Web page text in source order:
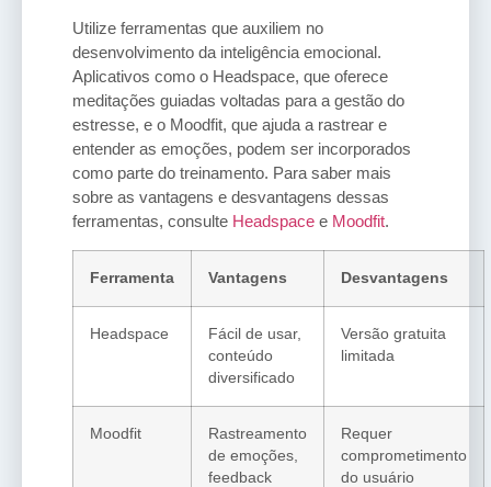
Utilize ferramentas que auxiliem no
desenvolvimento da inteligência emocional.
Aplicativos como o Headspace, que oferece
meditações guiadas voltadas para a gestão do
estresse, e o Moodfit, que ajuda a rastrear e
entender as emoções, podem ser incorporados
como parte do treinamento. Para saber mais
sobre as vantagens e desvantagens dessas
ferramentas, consulte Headspace e Moodfit.
Ferramenta Vantagens Desvantagens
Headspace
Fácil de usar,
conteúdo
diversificado
Versão gratuita
limitada
Moodfit
Rastreamento
de emoções,
feedback
Requer
comprometimento
do usuário